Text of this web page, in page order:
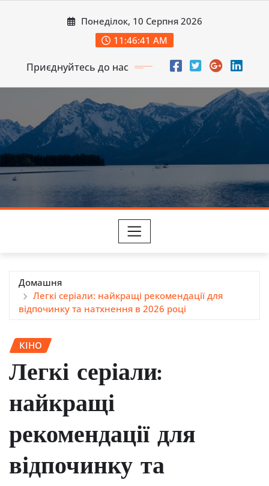
Понеділок, 10 Серпня 2026
11:46:43 AM
Приєднуйтесь до нас
Домашня
Легкі серіали: найкращі рекомендації для
відпочинку та натхнення в 2026 році
КІНО
Легкі серіали:
найкращі
рекомендації для
відпочинку та